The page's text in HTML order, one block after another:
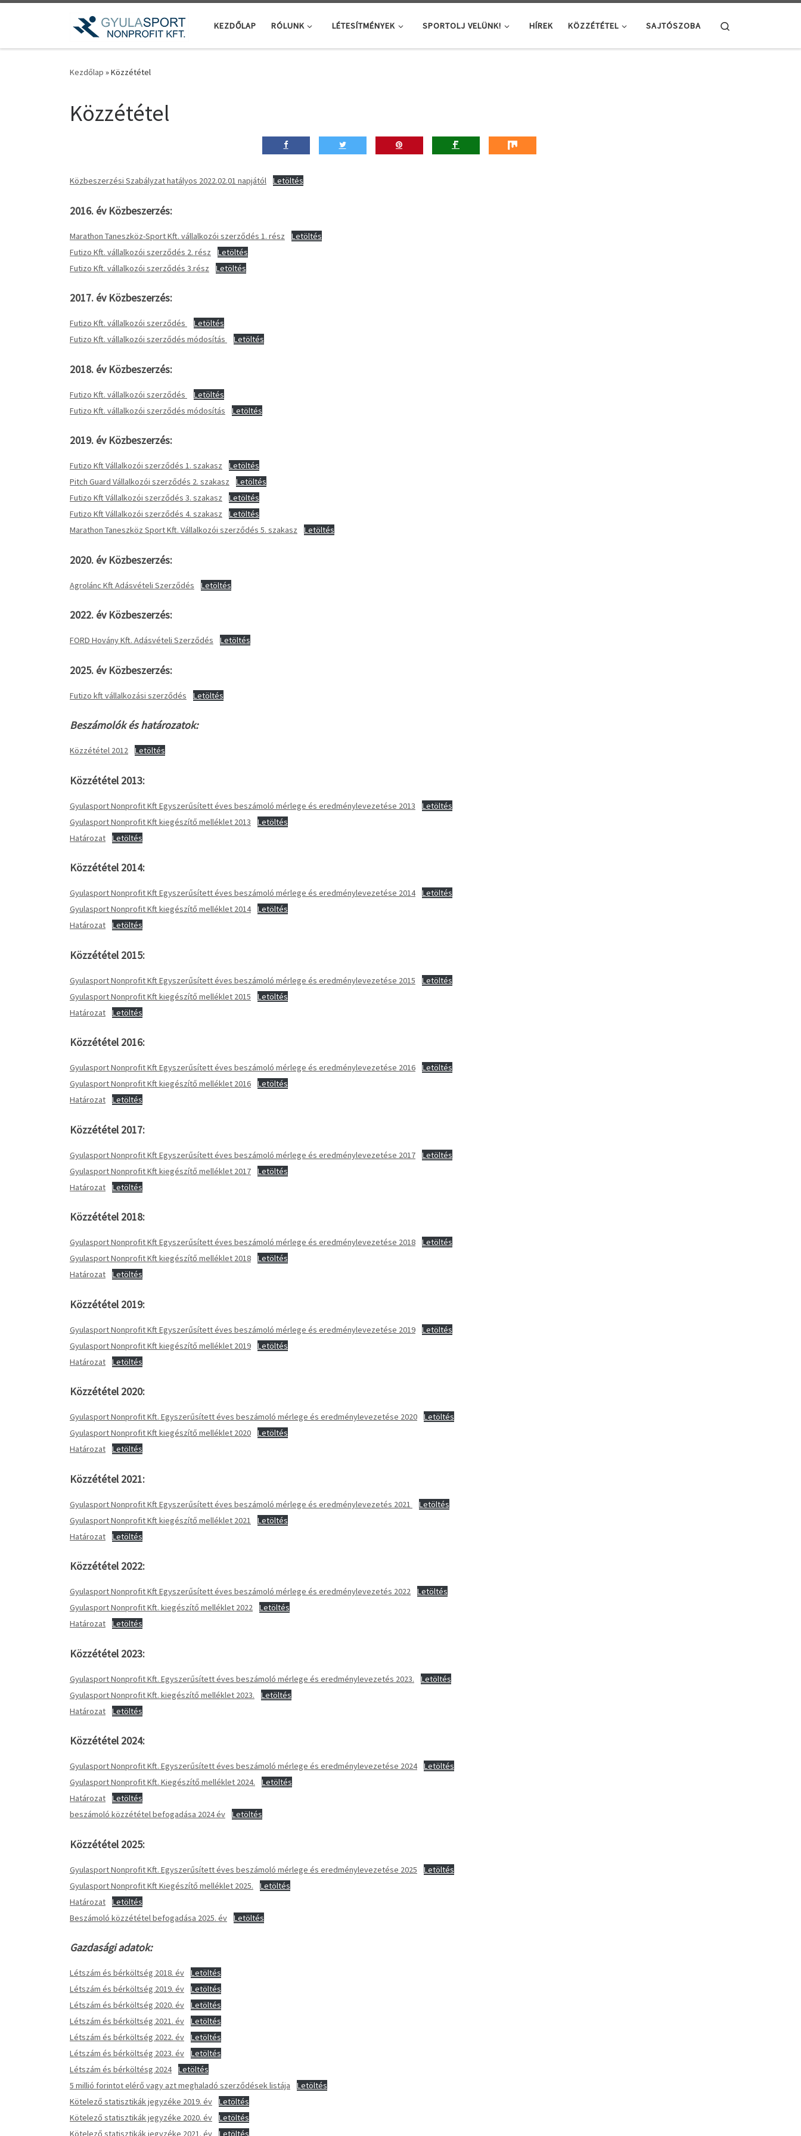
Teljes tartalom megjelenítése
KEZDŐLAP RÓLUNK LÉTESÍTMÉNYEK SPORTOLJ VELÜNK! HÍREK KÖZZÉTÉTEL SAJTÓSZOBA
Kezdőlap »Közzététel
Közzététel
Közbeszerzési Szabályzat hatályos 2022.02.01 napjától Letöltés
2016. év Közbeszerzés:
Marathon Taneszköz-Sport Kft. vállalkozói szerződés 1. rész
Letöltés
Futizo Kft. vállalkozói szerződés 2. rész
Letöltés
Futizo Kft. vállalkozói szerződés 3.rész
Letöltés
2017. év Közbeszerzés:
Futizo Kft. vállalkozói szerződés
Letöltés
Futizo Kft. vállalkozói szerződés módosítás
Letöltés
2018. év Közbeszerzés:
Futizo Kft. vállalkozói szerződés
Letöltés
Futizo Kft. vállalkozói szerződés módosítás
Letöltés
2019. év Közbeszerzés:
Futizo Kft Vállalkozói szerződés 1. szakasz
Letöltés
Pitch Guard Vállalkozói szerződés 2. szakasz
Letöltés
Futizo Kft Vállalkozói szerződés 3. szakasz
Letöltés
Futizo Kft Vállalkozói szerződés 4. szakasz
Letöltés
Marathon Taneszköz Sport Kft. Vállalkozói szerződés 5. szakasz
Letöltés
2020. év Közbeszerzés:
Agrolánc Kft Adásvételi Szerződés Letöltés
2022. év Közbeszerzés:
FORD Hovány Kft. Adásvételi Szerződés Letöltés
2025. év Közbeszerzés:
Futizo kft vállalkozási szerződés Letöltés
Beszámolók és határozatok:
Közzététel 2012 Letöltés
Közzététel 2013:
Gyulasport Nonprofit Kft Egyszerűsített éves beszámoló mérlege és eredménylevezetése 2013
Letöltés
Gyulasport Nonprofit Kft kiegészítő melléklet 2013
Letöltés
Határozat
Letöltés
Közzététel 2014:
Gyulasport Nonprofit Kft Egyszerűsített éves beszámoló mérlege és eredménylevezetése 2014
Letöltés
Gyulasport Nonprofit Kft kiegészítő melléklet 2014
Letöltés
Határozat
Letöltés
Közzététel 2015:
Gyulasport Nonprofit Kft Egyszerűsített éves beszámoló mérlege és eredménylevezetése 2015
Letöltés
Gyulasport Nonprofit Kft kiegészítő melléklet 2015
Letöltés
Határozat
Letöltés
Közzététel 2016:
Gyulasport Nonprofit Kft Egyszerűsített éves beszámoló mérlege és eredménylevezetése 2016
Letöltés
Gyulasport Nonprofit Kft kiegészítő melléklet 2016
Letöltés
Határozat
Letöltés
Közzététel 2017:
Gyulasport Nonprofit Kft Egyszerűsített éves beszámoló mérlege és eredménylevezetése 2017
Letöltés
Gyulasport Nonprofit Kft kiegészítő melléklet 2017
Letöltés
Határozat
Letöltés
Közzététel 2018:
Gyulasport Nonprofit Kft Egyszerűsített éves beszámoló mérlege és eredménylevezetése 2018
Letöltés
Gyulasport Nonprofit Kft kiegészítő melléklet 2018
Letöltés
Határozat
Letöltés
Közzététel 2019:
Gyulasport Nonprofit Kft Egyszerűsített éves beszámoló mérlege és eredménylevezetése 2019
Letöltés
Gyulasport Nonprofit Kft kiegészítő melléklet 2019
Letöltés
Határozat
Letöltés
Közzététel 2020:
Gyulasport Nonprofit Kft. Egyszerűsített éves beszámoló mérlege és eredménylevezetése 2020
Letöltés
Gyulasport Nonprofit Kft kiegészítő melléklet 2020
Letöltés
Határozat
Letöltés
Közzététel 2021:
Gyulasport Nonprofit Kft Egyszerűsített éves beszámoló mérlege és eredménylevezetés 2021
Letöltés
Gyulasport Nonprofit Kft kiegészítő melléklet 2021
Letöltés
Határozat
Letöltés
Közzététel 2022:
Gyulasport Nonprofit Kft Egyszerűsített éves beszámoló mérlege és eredménylevezetés 2022
Letöltés
Gyulasport Nonprofit Kft. kiegészítő melléklet 2022
Letöltés
Határozat
Letöltés
Közzététel 2023:
Gyulasport Nonprofit Kft. Egyszerűsített éves beszámoló mérlege és eredménylevezetés 2023.
Letöltés
Gyulasport Nonprofit Kft. kiegészítő melléklet 2023.
Letöltés
Határozat
Letöltés
Közzététel 2024:
Gyulasport Nonprofit Kft. Egyszerűsített éves beszámoló mérlege és eredménylevezetése 2024
Letöltés
Gyulasport Nonprofit Kft. Kiegészítő melléklet 2024.
Letöltés
Határozat
Letöltés
beszámoló közzététel befogadása 2024 év
Letöltés
Közzététel 2025:
Gyulasport Nonprofit Kft. Egyszerűsített éves beszámoló mérlege és eredménylevezetése 2025
Letöltés
Gyulasport Nonprofit Kft Kiegészítő melléklet 2025.
Letöltés
Határozat
Letöltés
Beszámoló közzététel befogadása 2025. év
Letöltés
Gazdasági adatok:
Létszám és bérköltség 2018. év
Letöltés
Létszám és bérköltség 2019. év
Letöltés
Létszám és bérköltség 2020. év
Letöltés
Létszám és bérköltség 2021. év
Letöltés
Létszám és bérköltség 2022. év
Letöltés
Létszám és bérköltség 2023. év
Letöltés
Létszám és bérköltésg 2024
Letöltés
5 millió forintot elérő vagy azt meghaladó szerződések listája
Letöltés
Kötelező statisztikák jegyzéke 2019. év
Letöltés
Kötelező statisztikák jegyzéke 2020. év
Letöltés
Kötelező statisztikák jegyzéke 2021. év
Letöltés